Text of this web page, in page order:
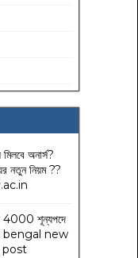
অনার্স?
নতুন নিয়ম??
4000 শূন্যপদে
bengal new
post